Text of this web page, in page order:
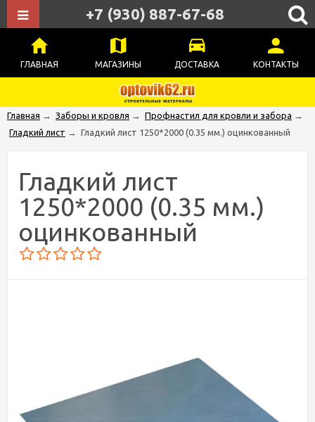
ГЛАВНАЯ МАГАЗИНЫ ДОСТАВКА КОНТАКТЫ
+7 (930) 887-67-68
Главная → Заборы и кровля → Профнастил для кровли и забора →
Гладкий лист → Гладкий лист 1250*2000 (0.35 мм.) оцинкованный
Гладкий лист
1250*2000 (0.35 мм.)
оцинкованный